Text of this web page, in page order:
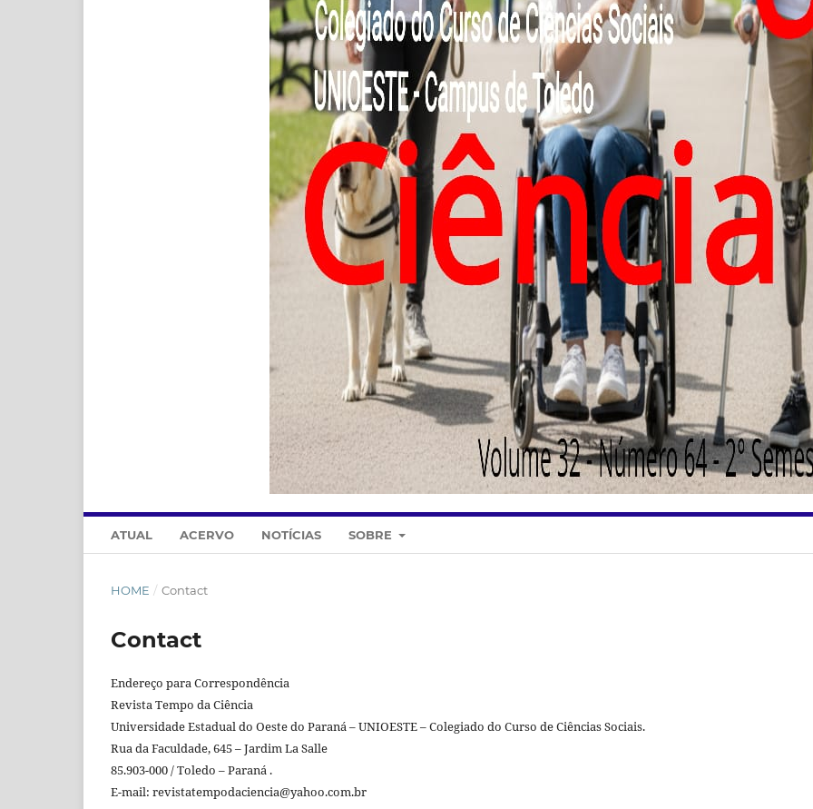
ATUAL ACERVO NOTÍCIAS SOBRE
HOME / Contact
Contact
Endereço para Correspondência
Revista Tempo da Ciência
Universidade Estadual do Oeste do Paraná – UNIOESTE – Colegiado do Curso de Ciências Sociais.
Rua da Faculdade, 645 – Jardim La Salle
85.903-000 / Toledo – Paraná .
E-mail: revistatempodaciencia@yahoo.com.br